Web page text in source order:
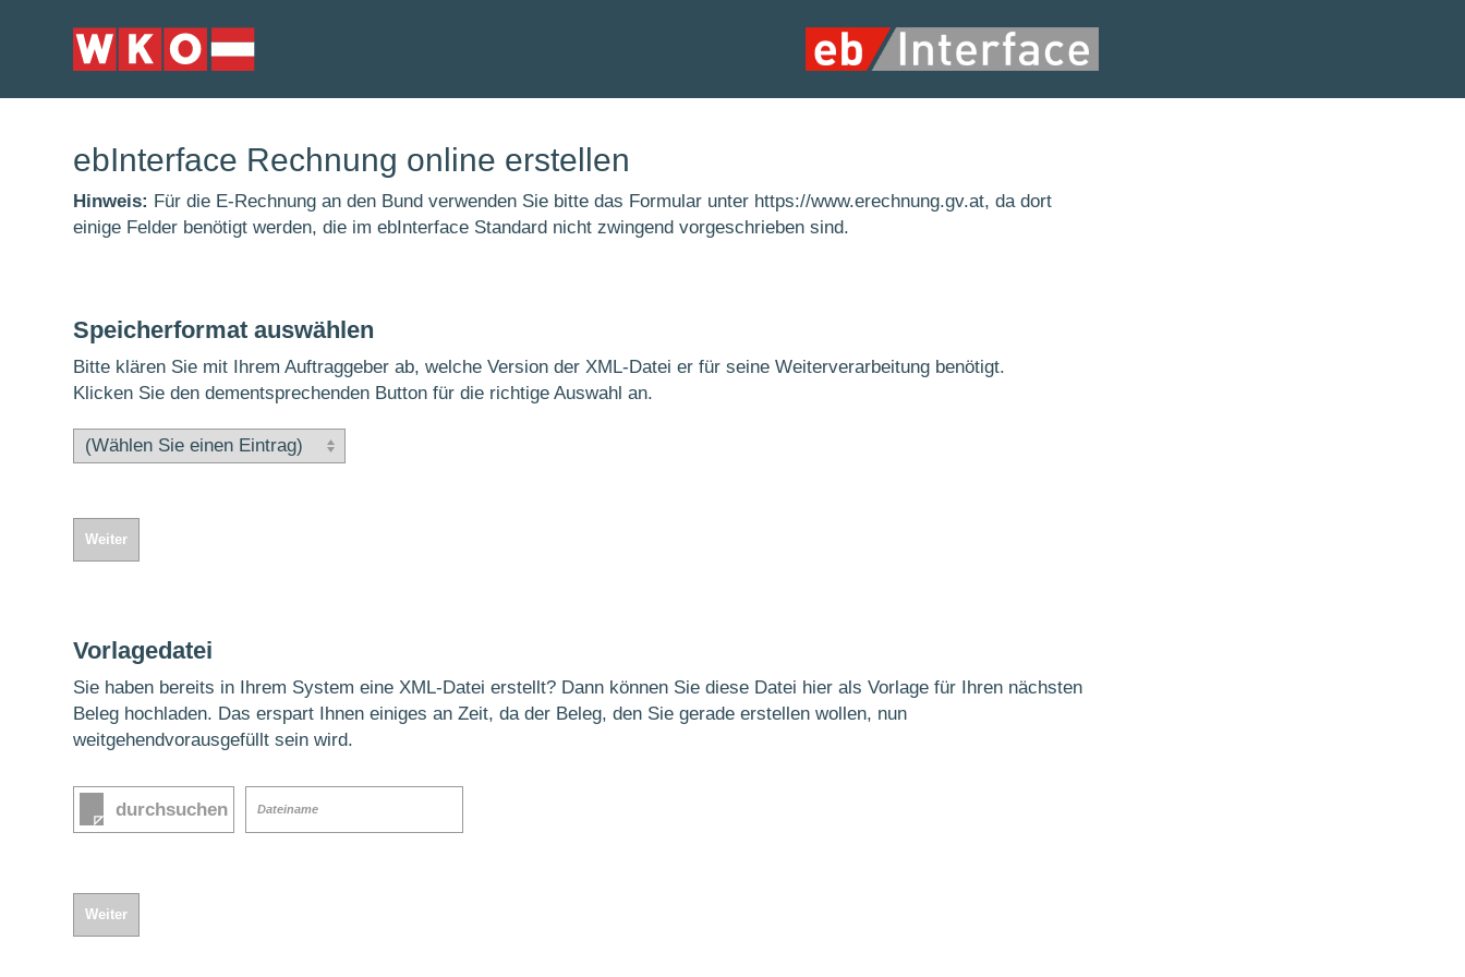
ebInterface Rechnung online erstellen
Hinweis: Für die E-Rechnung an den Bund verwenden Sie bitte das Formular unter https://www.erechnung.gv.at, da dort
einige Felder benötigt werden, die im ebInterface Standard nicht zwingend vorgeschrieben sind.
Speicherformat auswählen
Bitte klären Sie mit Ihrem Auftraggeber ab, welche Version der XML-Datei er für seine Weiterverarbeitung benötigt.
Klicken Sie den dementsprechenden Button für die richtige Auswahl an.
Weiter
Vorlagedatei
Sie haben bereits in Ihrem System eine XML-Datei erstellt? Dann können Sie diese Datei hier als Vorlage für Ihren nächsten
Beleg hochladen. Das erspart Ihnen einiges an Zeit, da der Beleg, den Sie gerade erstellen wollen, nun
weitgehendvorausgefüllt sein wird.
durchsuchen Dateiname
Weiter